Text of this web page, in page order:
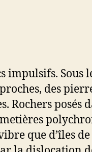
impulsifs. Sous
des
Rochers posés
que d’îles de